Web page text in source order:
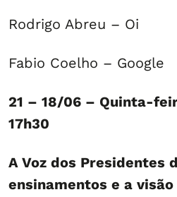
Rodrigo Abreu – Oi
Fabio Coelho – Google
21 – 18/06 – Quinta-
17h30
A Voz dos Presidentes
ensinamentos e a